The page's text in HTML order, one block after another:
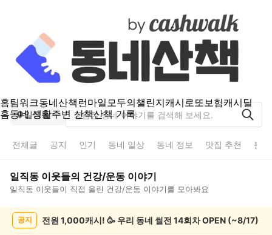
홈팀워크동네산책런마일모두의챌린지캐시로또보험캐시딜
홈동네 생활주변 산책산책 기록
일직동
전체글 공지 인기 동네 일상 동네 정보 맛집 추천 분
일직동 이웃들의 건강/운동 이야기
일직동 이웃들이 직접 올린 건강/운동 이야기를 모아봐요
공지 전원 1,000캐시! 🥳 우리 동네 썰전 14회차 OPEN (~8/17)